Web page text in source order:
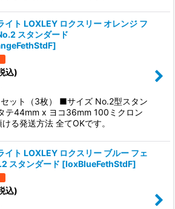
イト LOXLEY ロクスリー オレンジ フ
スタンダード
]
込)
ット（3枚） ■サイズ No.2型スタン
テ44mm x ヨコ36mm 100ミクロン
る発送方法 全てOKです。
イト LOXLEY ロクスリー ブルー フェ
スタンダード [loxBlueFethStdF]
込)